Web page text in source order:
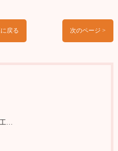
戻る 次のページ >
仕事